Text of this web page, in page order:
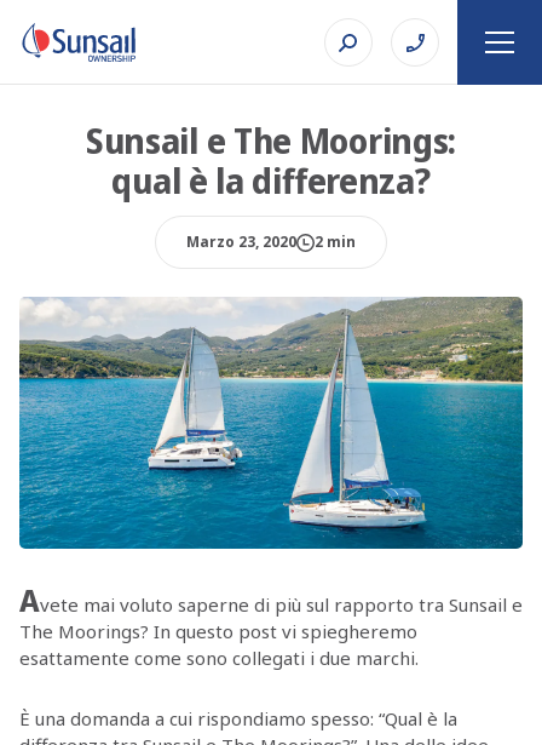
Sunsail e The Moorings:
qual è la differenza?
Marzo 23, 2020 2 min
Avete mai voluto saperne di più sul rapporto tra Sunsail e
The Moorings? In questo post vi spiegheremo
esattamente come sono collegati i due marchi.
È una domanda a cui rispondiamo spesso: “Qual è la